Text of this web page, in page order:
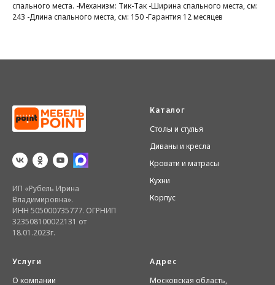
спального места. -Механизм: Тик-Так -Ширина спального места, см:
243 -Длина спального места, см: 150 -Гарантия 12 месяцев
ИП «Рубель Ирина
Владимировна».
ИНН 505000735777. ОГРНИП
323508100022131 от
18.01.2023г.
Каталог
Столы и стулья
Диваны и кресла
Кровати и матрасы
Кухни
Корпус
Услуги
О компании
Адрес
Московская область,